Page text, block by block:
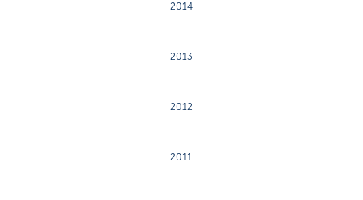
2014
2013
2012
2011